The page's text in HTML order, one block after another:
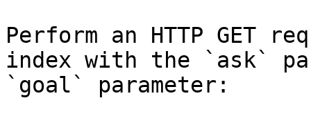
Perform an HTTP GET
index with the `ask`
`goal` parameter: